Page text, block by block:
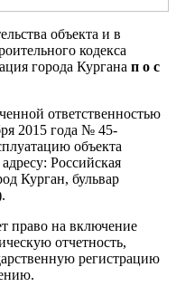
объекта и в
кодекса
города Кургана п о с
ответственностью
2015 года № 45-
объекта
Российская
Курган, бульвар
право на включение
отчетность,
регистрацию